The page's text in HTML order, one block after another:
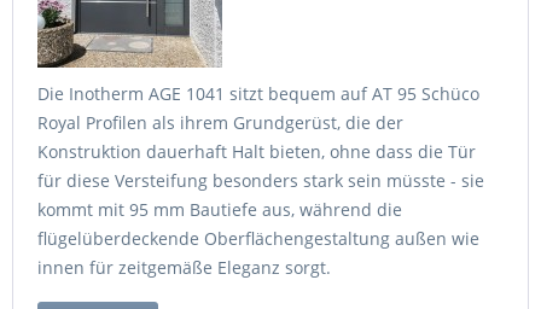
Die Inotherm AGE 1041 sitzt bequem auf AT 95 Schüco
Royal Profilen als ihrem Grundgerüst, die der
Konstruktion dauerhaft Halt bieten, ohne dass die Tür
für diese Versteifung besonders stark sein müsste - sie
kommt mit 95 mm Bautiefe aus, während die
flügelüberdeckende Oberflächengestaltung außen wie
innen für zeitgemäße Eleganz sorgt.